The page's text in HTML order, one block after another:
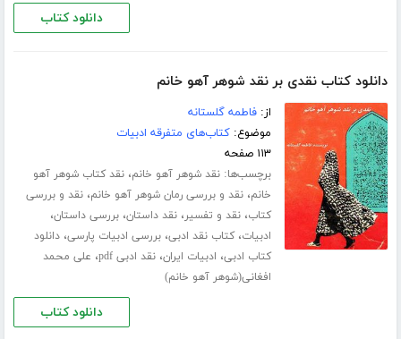
دانلود کتاب
دانلود کتاب نقدی بر نقد شوهر آهو خانم
از:فاطمه گلستانه
موضوع:کتاب‌های متفرقه ادبیات
۱۱۳ صفحه
برچسب‌ها:نقد شوهر آهو خانم،نقد کتاب شوهر آهو
خانم،نقد و بررسی رمان شوهر آهو خانم،نقد و بررسی
کتاب،نقد و تفسیر،نقد داستان،بررسی داستان،
ادبیات،کتاب نقد ادبی،بررسی ادبیات پارسی،دانلود
کتاب ادبی، ادبیات ایران،نقد ادبی pdf ، علی محمد
افغانی(شوهر آهو خانم)
دانلود کتاب